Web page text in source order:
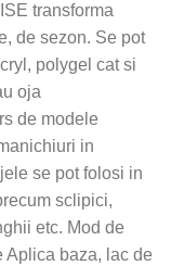
transforma
de sezon. Se pot
polygel cat si
oja
de modele
in
se pot folosi in
sclipici,
etc. Mod de
Aplica baza, lac de